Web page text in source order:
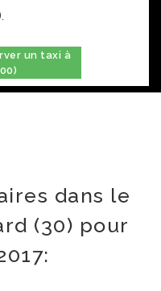
un taxi à
dans le
(30) pour